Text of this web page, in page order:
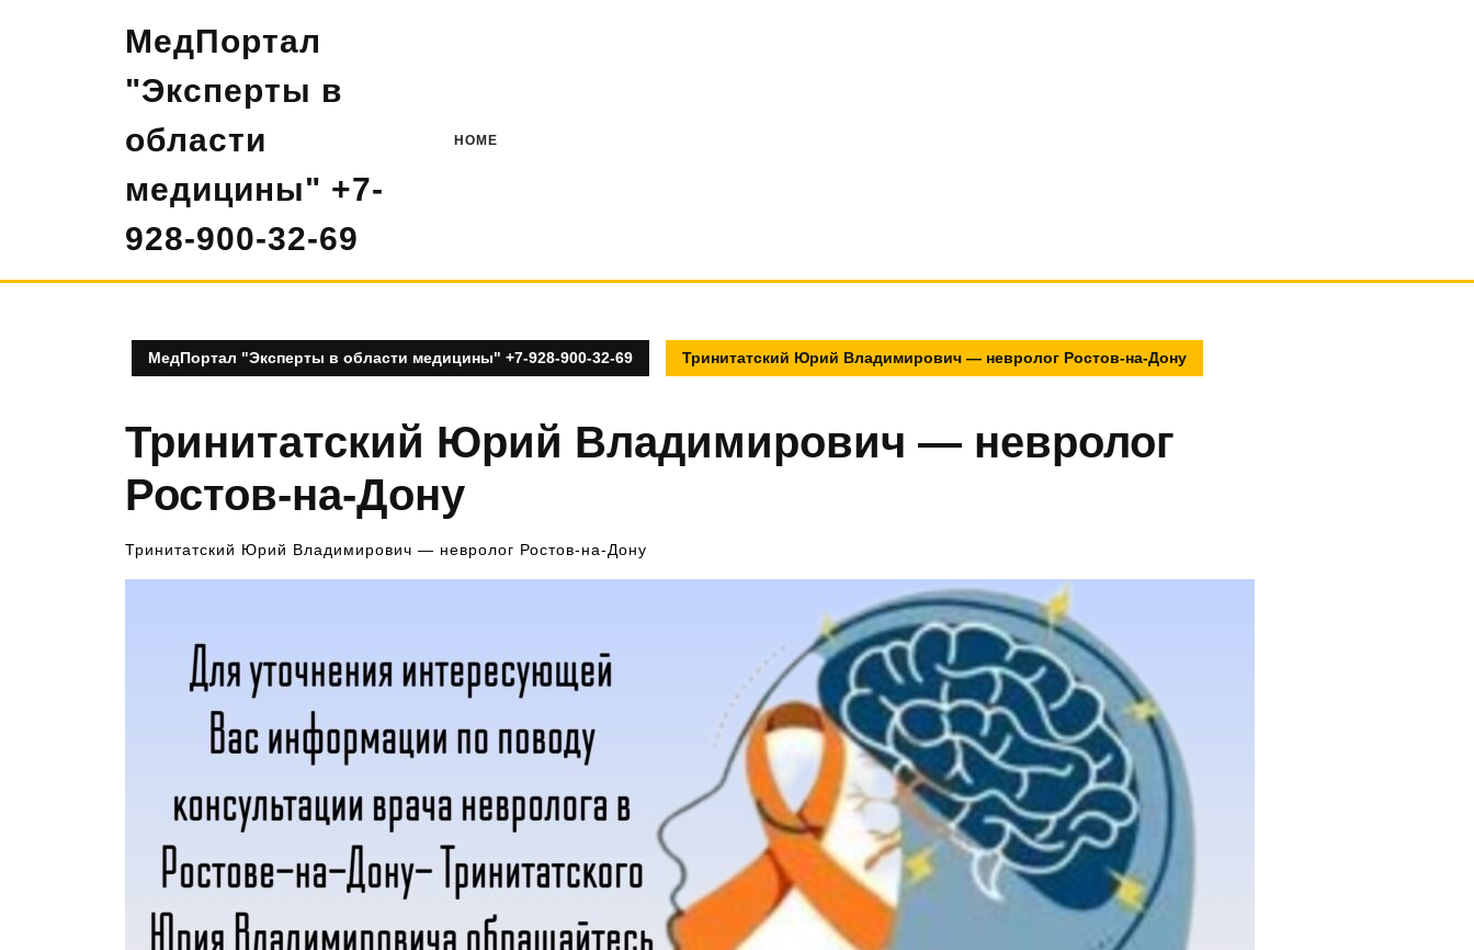
МедПортал
"Эксперты в
области
медицины" +7-
928-900-32-69
HOME
МедПортал "Эксперты в области медицины" +7-928-900-32-69 Тринитатский Юрий Владимирович — невролог Ростов-на-Дону
Тринитатский Юрий Владимирович — невролог
Ростов-на-Дону
Тринитатский Юрий Владимирович — невролог Ростов-на-Дону